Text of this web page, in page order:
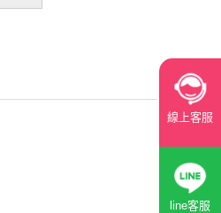
線上客服
line客服